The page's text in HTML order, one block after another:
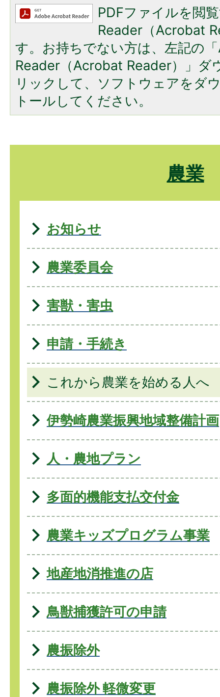
PDFファイルを閲
Reader（Acrobat
す。お持ちでない方は、左記の
Reader（Acrobat Reader）」ダ
リックして、ソフトウェアをダ
トールしてください。
農業
お知らせ
農業委員会
害獣・害虫
申請・手続き
これから農業を始める人へ
伊勢崎農業振興地域整備計画
人・農地プラン
多面的機能支払交付金
農業キッズプログラム事業
地産地消推進の店
鳥獣捕獲許可の申請
農振除外
農振除外 軽微変更